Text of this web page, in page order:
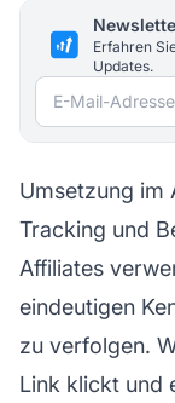
Erfahren
Updates.
E-Mail-Adresse
Umsetzung im
Tracking und
Affiliates
eindeutigen
zu verfolgen.
Link klickt und